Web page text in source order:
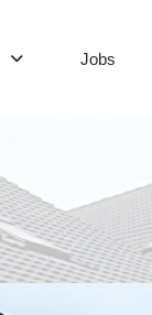
Jobs